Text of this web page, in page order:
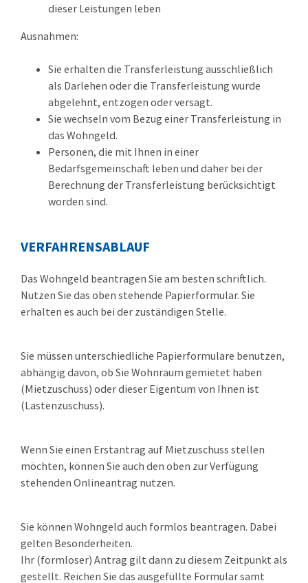
dieser Leistungen leben
Ausnahmen:
Sie erhalten die Transferleistung ausschließlich
als Darlehen oder die Transferleistung wurde
abgelehnt, entzogen oder versagt.
Sie wechseln vom Bezug einer Transferleistung in
das Wohngeld.
Personen, die mit Ihnen in einer
Bedarfsgemeinschaft leben und daher bei der
Berechnung der Transferleistung berücksichtigt
worden sind.
VERFAHRENSABLAUF
Das Wohngeld beantragen Sie am besten schriftlich.
Nutzen Sie das oben stehende Papierformular. Sie
erhalten es auch bei der zuständigen Stelle.
Sie müssen unterschiedliche Papierformulare benutzen,
abhängig davon, ob Sie Wohnraum gemietet haben
(Mietzuschuss) oder dieser Eigentum von Ihnen ist
(Lastenzuschuss).
Wenn Sie einen Erstantrag auf Mietzuschuss stellen
möchten, können Sie auch den oben zur Verfügung
stehenden Onlineantrag nutzen.
Sie können Wohngeld auch formlos beantragen. Dabei
gelten Besonderheiten.
Ihr (formloser) Antrag gilt dann zu diesem Zeitpunkt als
gestellt. Reichen Sie das ausgefüllte Formular samt